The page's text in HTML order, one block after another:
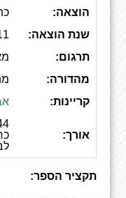
הוצאה:
שנת הוצאה:
תרגום:
מהדורה:
קריינות:
אורך:
תקציר הספר: